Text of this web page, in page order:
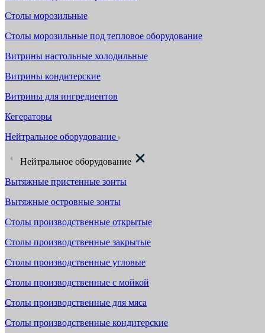
Столы морозильные
Столы морозильные под тепловое оборудование
Витрины настольные холодильные
Витрины кондитерские
Витрины для ингредиентов
Кегераторы
Нейтральное оборудование
Нейтральное оборудование
Вытяжные пристенные зонты
Вытяжные островные зонты
Столы производственные открытые
Столы производственные закрытые
Столы производственные угловые
Столы производственные с мойкой
Столы производственные для мяса
Столы производственные кондитерские